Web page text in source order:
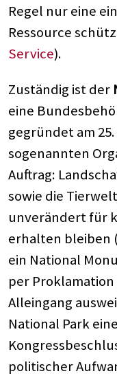
Regel nur eine
Ressource
Service).
Zuständig ist der
eine
gegründet am
sogenannten
Auftrag:
sowie die
unverändert für
erhalten bleiben
ein National
per Proklamation
Alleingang
National Park
politischer